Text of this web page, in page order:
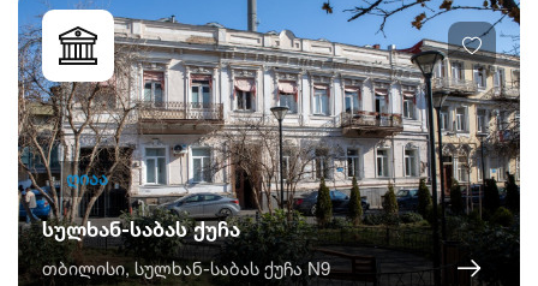
ღიაა
სულხან-საბას ქუჩა
თბილისი, სულხან-საბას ქუჩა N9